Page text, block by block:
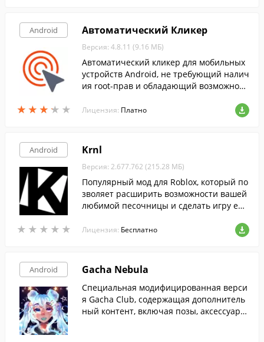
Android
★ ★ ★ ★ ★
★ ★ ★ ★ ★
Автоматический Кликер
Версия: 4.8.11 (9.16 МБ)
Автоматический кликер для мобильных
устройств Android, не требующий налич
ия root-прав и обладающий возможност
анном режиме.
Лицензия: Платно
Android
★ ★ ★ ★ ★
★ ★ ★ ★ ★
Krnl
Версия: 2.677.762 (215.28 МБ)
Популярный мод для Roblox, который по
зволяет расширить возможности вашей
любимой песочницы и сделать игру ещ
ипты.
Лицензия: Бесплатно
Android Gacha Nebula
Специальная модифицированная верси
я Gacha Club, содержащая дополнитель
ный контент, включая позы, аксессуары